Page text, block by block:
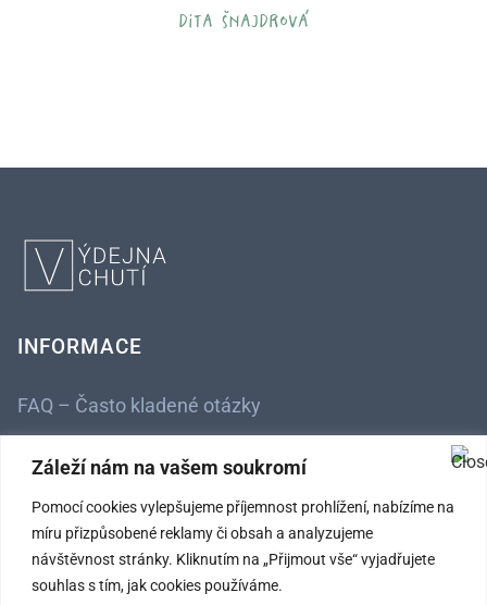
Záleží nám na vašem soukromí
Pomocí cookies vylepšujeme příjemnost prohlížení, nabízíme na
míru přizpůsobené reklamy či obsah a analyzujeme
návštěvnost stránky. Kliknutím na „Přijmout vše“ vyjadřujete
souhlas s tím, jak cookies používáme.
dita šnajdrová
INFORMACE
FAQ – Často kladené otázky
Ochrana osobních údajů
SLEDUJTE NÁS